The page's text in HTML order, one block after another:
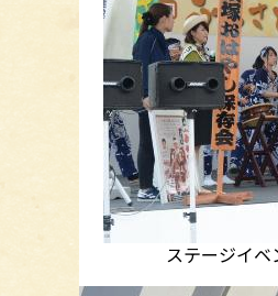
ステージイ